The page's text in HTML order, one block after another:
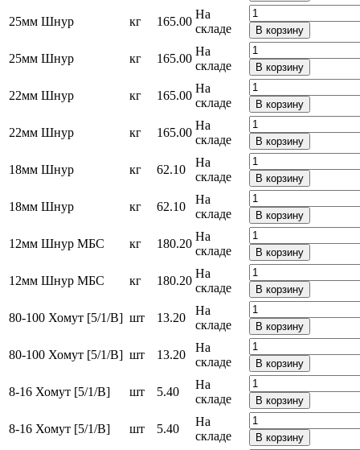
25мм Шнур кг 165.00
На
складе
В корзину
25мм Шнур кг 165.00
На
складе
В корзину
22мм Шнур кг 165.00
На
складе
В корзину
22мм Шнур кг 165.00
На
складе
В корзину
18мм Шнур кг 62.10
На
складе
В корзину
18мм Шнур кг 62.10
На
складе
В корзину
12мм Шнур МБС кг 180.20
На
складе
В корзину
12мм Шнур МБС кг 180.20
На
складе
В корзину
80-100 Хомут [5/1/В] шт 13.20
На
складе
В корзину
80-100 Хомут [5/1/В] шт 13.20
На
складе
В корзину
8-16 Хомут [5/1/В] шт 5.40
На
складе
В корзину
8-16 Хомут [5/1/В] шт 5.40
На
складе
В корзину